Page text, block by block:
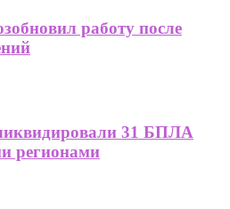
работу после
31 БПЛА
регионами